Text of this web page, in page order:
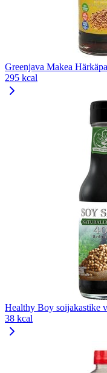
Greenjava Makea
295 kcal
Healthy Boy soijakastike
38 kcal